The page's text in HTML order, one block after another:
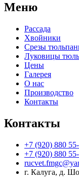
Меню
Рассада
Хвойники
Срезы
Луковицы
Цены
Галерея
О нас
Производство
Контакты
Контакты
+7 (920) 880
+7 (920) 880
г. Калуга, д.